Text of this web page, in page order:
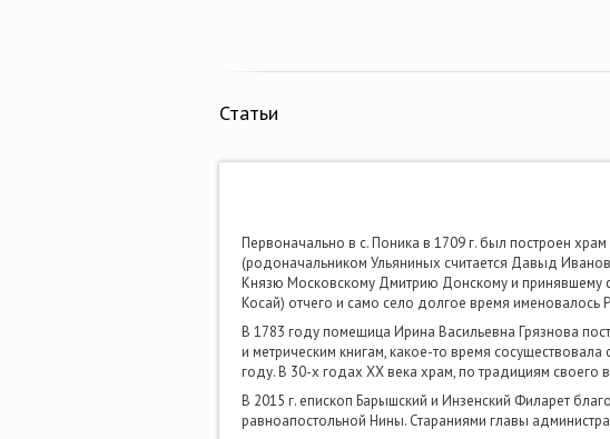
Статьи
Первоначально в с. Поника в 1709 г. был построен
(родоначальником Ульяниных считается Давыд
Князю Московскому Дмитрию Донскому и принявшему
Косай) отчего и само село долгое время именовалось
В 1783 году помещица Ирина Васильевна Грязнова
и метрическим книгам, какое-то время
году. В 30-х годах ХХ века храм, по традициям
В 2015 г. епископ Барышский и Инзенский Филарет
равноапостольной Нины. Стараниями главы